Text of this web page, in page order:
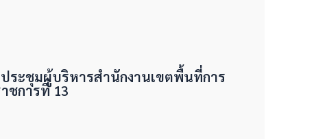
ระชุมผู้บริหารสำนักงานเขตพื้นที่การ
ชการที่ 13